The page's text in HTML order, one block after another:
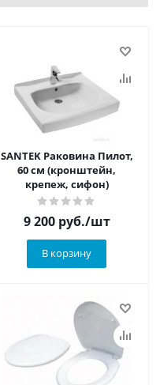
SANTEK Раковина Пилот,
60 см (кронштейн,
крепеж, сифон)
9 200руб./шт
В корзину